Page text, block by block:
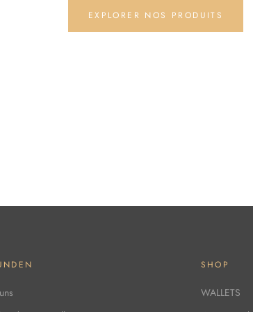
EXPLORER NOS PRODUITS
SHOP
WALLETS